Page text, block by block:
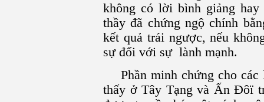
không có lời bình giảng hay
thầy đã chứng ngộ chính
kết quả trái ngược, nếu
sự đối với sự lành mạnh.
Phần minh chứng cho
thấy ở Tây Tạng và Ấn Ðôï